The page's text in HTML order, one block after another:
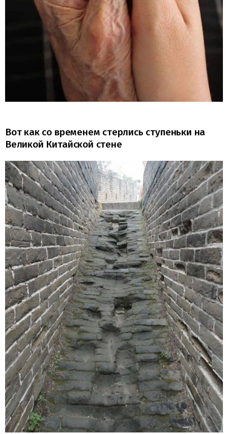
Вот как со временем стерлись ступеньки на
Великой Китайской стене